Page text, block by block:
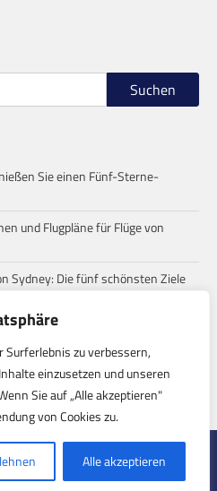
Surferlebnis zu verbessern,
einzusetzen und unseren
Sie auf „Alle akzeptieren"
von Cookies zu.
Alle akzeptieren
Suchen
Sie einen Fünf-Sterne-
und Flugpläne für Flüge von
Sydney: Die fünf schönsten Ziele
häufigen Missverständnisse
zu den Stränden: Entdecke die
Australiens
| Regular
byWordPress.